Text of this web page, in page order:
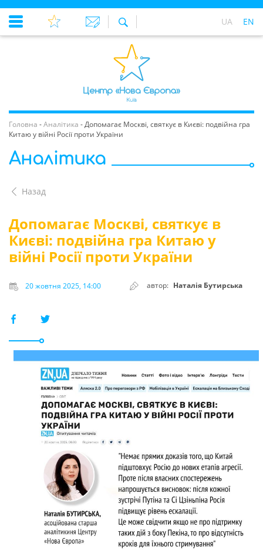
UA EN
Головна -Аналітика -Допомагає Москві, святкує в Києві: подвійна гра
Китаю у війні Росії проти України
Аналітика
Назад
Допомагає Москві, святкує в
Києві: подвійна гра Китаю у
війні Росії проти України
20 жовтня 2025, 14:00 автор: Наталія Бутирська